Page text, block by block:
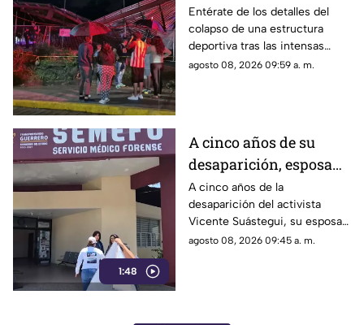
Chilpancingo; hubo
lesionados
Entérate de los detalles del
colapso de una estructura
deportiva tras las intensas
precipitaciones y el reporte de
agosto 08, 2026 09:59 a. m.
1:48
A cinco años de su
desaparición, esposa
de Vicente Suástegui
acude al Semefo en
Chilpancingo
A cinco años de la
desaparición del activista
Vicente Suástegui, su esposa
acudió al Semefo de
agosto 08, 2026 09:45 a. m.